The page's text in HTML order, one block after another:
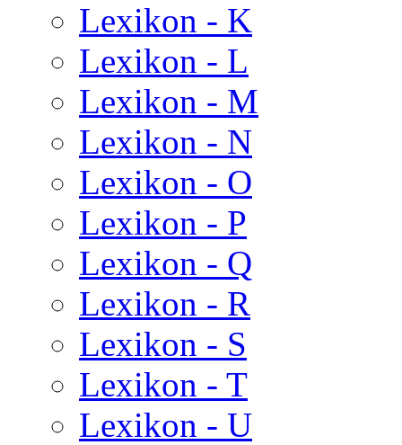
Lexikon - K
Lexikon - L
Lexikon - M
Lexikon - N
Lexikon - O
Lexikon - P
Lexikon - Q
Lexikon - R
Lexikon - S
Lexikon - T
Lexikon - U